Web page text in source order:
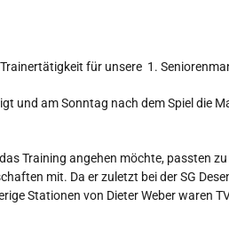
für unsere 1.
und am Sonntag nach dem Spiel die
Training angehen möchte, passten
mit. Da er zuletzt bei der SG
Stationen von Dieter Weber waren